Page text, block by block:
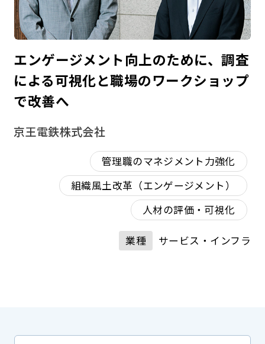
エンゲージメント向上のために、調査
による可視化と職場のワークショップ
で改善へ
京王電鉄株式会社
管理職のマネジメント力強化
組織風土改革（エンゲージメント）
人材の評価・可視化
業種 サービス・インフラ